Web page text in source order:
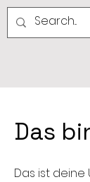
Das
Das ist deine